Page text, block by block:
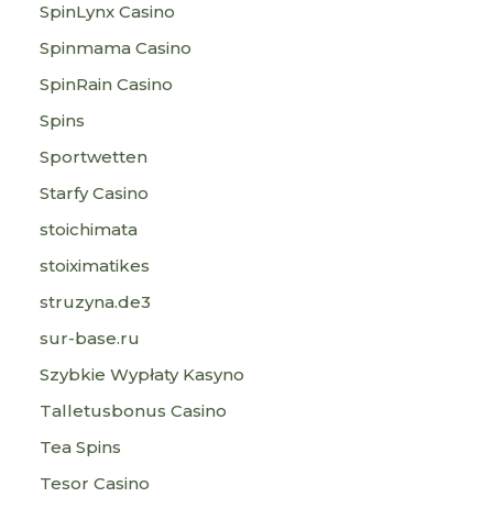
SpinLynx Casino
Spinmama Casino
SpinRain Casino
Spins
Sportwetten
Starfy Casino
stoichimata
stoiximatikes
struzyna.de3
sur-base.ru
Szybkie Wypłaty Kasyno
Talletusbonus Casino
Tea Spins
Tesor Casino